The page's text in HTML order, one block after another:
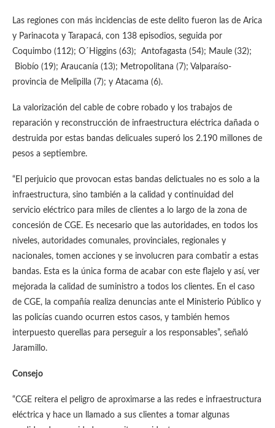
Las regiones con más incidencias de este delito fueron las de Arica
y Parinacota y Tarapacá, con 138 episodios, seguida por
Coquimbo (112); O´Higgins (63); Antofagasta (54); Maule (32);
Biobío (19); Araucanía (13); Metropolitana (7); Valparaíso-
provincia de Melipilla (7); y Atacama (6).
La valorización del cable de cobre robado y los trabajos de
reparación y reconstrucción de infraestructura eléctrica dañada o
destruida por estas bandas delicuales superó los 2.190 millones de
pesos a septiembre.
“El perjuicio que provocan estas bandas delictuales no es solo a la
infraestructura, sino también a la calidad y continuidad del
servicio eléctrico para miles de clientes a lo largo de la zona de
concesión de CGE. Es necesario que las autoridades, en todos los
niveles, autoridades comunales, provinciales, regionales y
nacionales, tomen acciones y se involucren para combatir a estas
bandas. Esta es la única forma de acabar con este flajelo y así, ver
mejorada la calidad de suministro a todos los clientes. En el caso
de CGE, la compañía realiza denuncias ante el Ministerio Público y
las policías cuando ocurren estos casos, y también hemos
interpuesto querellas para perseguir a los responsables”, señaló
Jaramillo.
Consejo
“CGE reitera el peligro de aproximarse a las redes e infraestructura
eléctrica y hace un llamado a sus clientes a tomar algunas